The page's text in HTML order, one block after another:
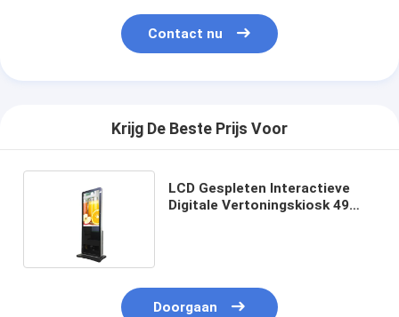
Contact nu
Krijg De Beste Prijs Voor
LCD Gespleten Interactieve
Digitale Vertoningskiosk 49
Doorgaan